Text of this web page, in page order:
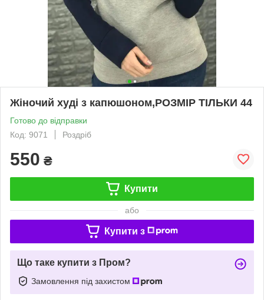
Жіночий худі з капюшоном,РОЗМІР ТІЛЬКИ 44
Готово до відправки
Код: 9071
Роздріб
550 ₴
Купити
або
Купити з
Що таке купити з Пром?
Замовлення під захистом